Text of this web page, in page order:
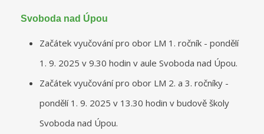
Svoboda nad Úpou
Začátek vyučování pro obor LM 1. ročník - pondělí
1. 9. 2025 v 9.30 hodin v aule Svoboda nad Úpou.
Začátek vyučování pro obor LM 2. a 3. ročníky -
pondělí 1. 9. 2025 v 13.30 hodin v budově školy
Svoboda nad Úpou.